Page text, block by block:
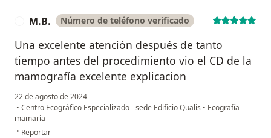
M.B. Número de teléfono verificado
Una excelente atención después de tanto
tiempo antes del procedimiento vio el CD de la
mamografía excelente explicacion
22 de agosto de 2024
• Centro Ecográfico Especializado - sede Edificio Qualis • Ecografía
mamaria
• en opinión del usuario M.B.
Reportar